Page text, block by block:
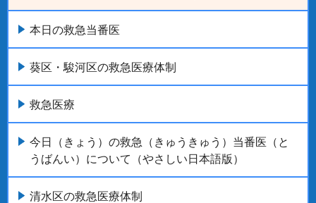
本日の救急当番医
葵区・駿河区の救急医療体制
救急医療
今日（きょう）の救急（きゅうきゅう）当番医（と
うばんい）について（やさしい日本語版）
清水区の救急医療体制